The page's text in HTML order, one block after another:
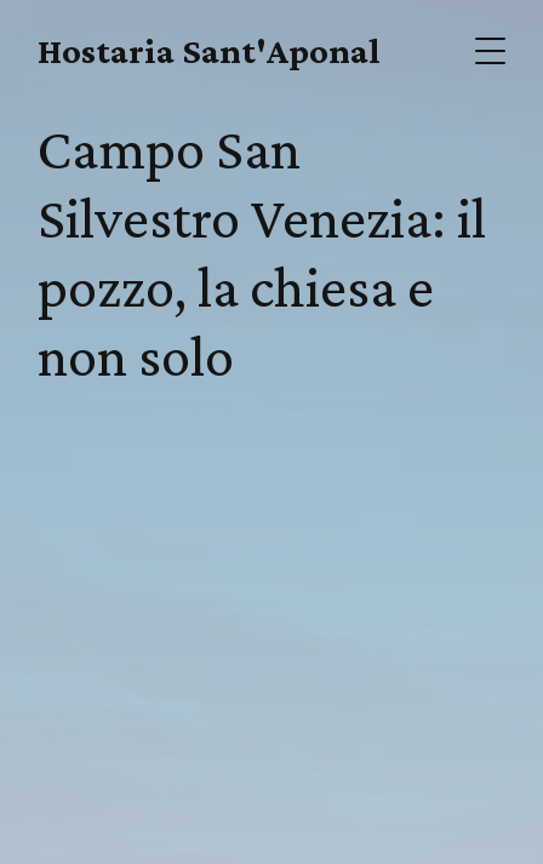
Hostaria Sant'Aponal
Campo San
Silvestro Venezia: il
pozzo, la chiesa e
non solo